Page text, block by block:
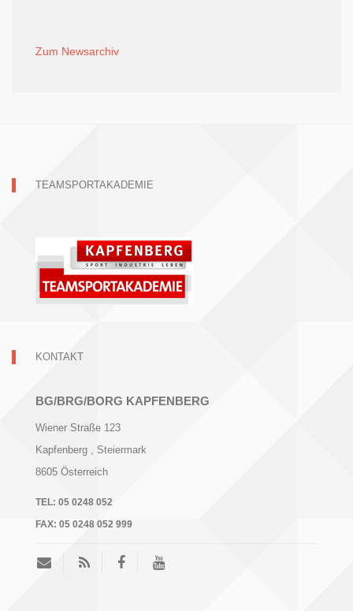
Zum Newsarchiv
TEAMSPORTAKADEMIE
KONTAKT
BG/BRG/BORG KAPFENBERG
Wiener Straße 123
Kapfenberg , Steiermark
8605 Österreich
TEL: 05 0248 052
FAX: 05 0248 052 999